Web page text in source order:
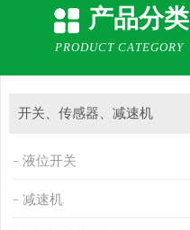
产品分类
PRODUCT CATEGORY
开关、传感器、减速机
液位开关
减速机